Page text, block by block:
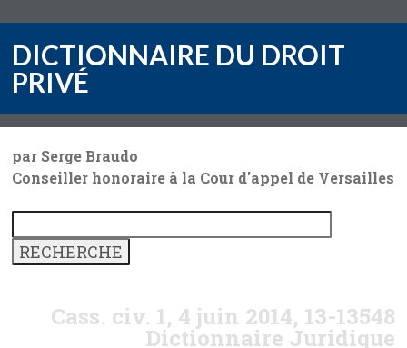
DICTIONNAIRE DU DROIT
PRIVÉ
par Serge Braudo
Conseiller honoraire à la Cour d'appel de Versailles
Cass. civ. 1, 4 juin 2014, 13-13548
Dictionnaire Juridique